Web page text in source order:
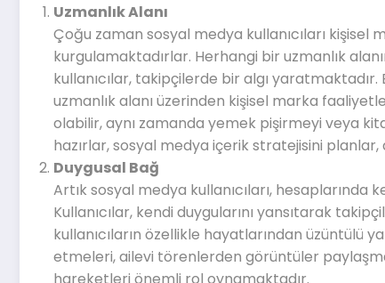
Uzmanlık Alanı
Çoğu zaman sosyal medya kullanıcıları kişisel
kurgulamaktadırlar. Herhangi bir uzmanlık
kullanıcılar, takipçilerde bir algı
uzmanlık alanı üzerinden kişisel marka
olabilir, aynı zamanda yemek pişirmeyi veya
hazırlar, sosyal medya içerik stratejisini
Duygusal Bağ
Artık sosyal medya kullanıcıları,
Kullanıcılar, kendi duygularını yansıtarak
kullanıcıların özellikle hayatlarından üzüntülü
etmeleri, ailevi törenlerden görüntüler
hareketleri önemli rol oynamaktadır.